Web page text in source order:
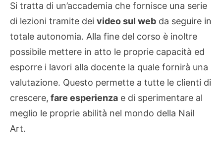
Si tratta di un’accademia che fornisce una serie
di lezioni tramite dei video sul web da seguire in
totale autonomia. Alla fine del corso è inoltre
possibile mettere in atto le proprie capacità ed
esporre i lavori alla docente la quale fornirà una
valutazione. Questo permette a tutte le clienti di
crescere, fare esperienza e di sperimentare al
meglio le proprie abilità nel mondo della Nail
Art.